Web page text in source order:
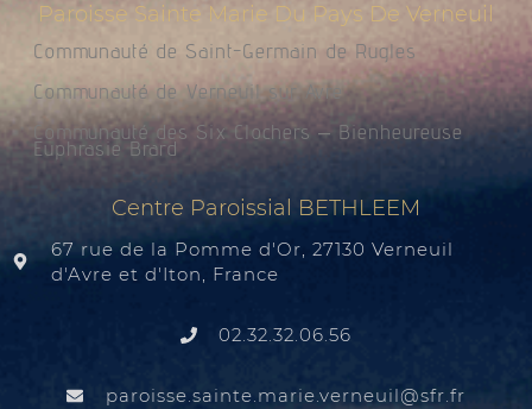
Paroisse Sainte Marie Du Pays De Verneuil
Communauté de Saint-Germain de Rugles
Communauté de Verneuil sur Avre
Communauté des Six Clochers – Bienheureuse
Euphrasie Brard
Centre Paroissial BETHLEEM
67 rue de la Pomme d'Or, 27130 Verneuil
d'Avre et d'Iton, France
02.32.32.06.56
rf.rfs
@liuenrev.eiram.etnias.essiorap